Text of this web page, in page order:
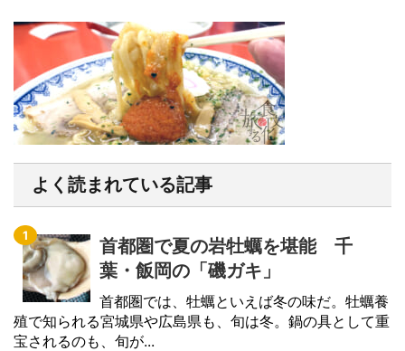
よく読まれている記事
首都圏で夏の岩牡蠣を堪能 千
葉・飯岡の「磯ガキ」
首都圏では、牡蠣といえば冬の味だ。牡蠣養
殖で知られる宮城県や広島県も、旬は冬。鍋の具として重
宝されるのも、旬が...